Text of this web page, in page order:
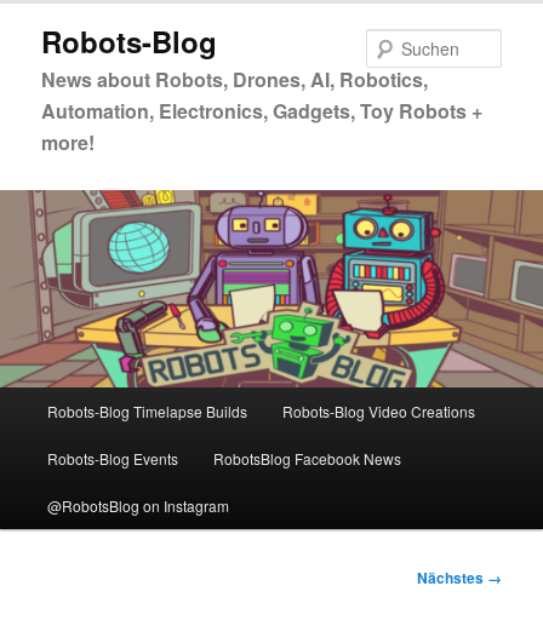
primären
springen
Robots-Blog
News about Robots, Drones, AI, Robotics,
Automation, Electronics, Gadgets, Toy Robots +
more!
Robots-Blog Timelapse Builds Robots-Blog Video Creations
Robots-Blog Events RobotsBlog Facebook News
@RobotsBlog on Instagram
Nächstes →